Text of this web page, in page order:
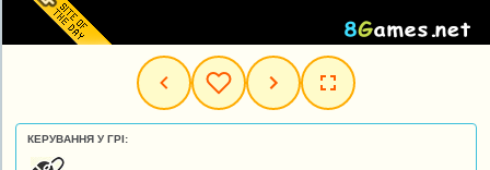
КЕРУВАННЯ У ГРІ: